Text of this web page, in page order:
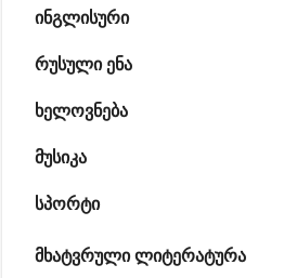
ინგლისური
რუსული ენა
ხელოვნება
მუსიკა
სპორტი
მხატვრული ლიტერატურა